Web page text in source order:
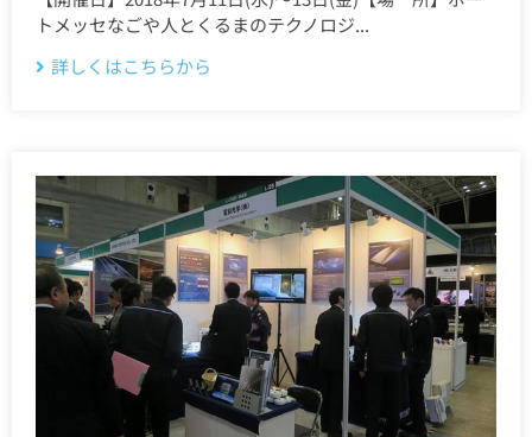
トメッセなごや人とくるまのテクノロジ...
詳しくはこちらから